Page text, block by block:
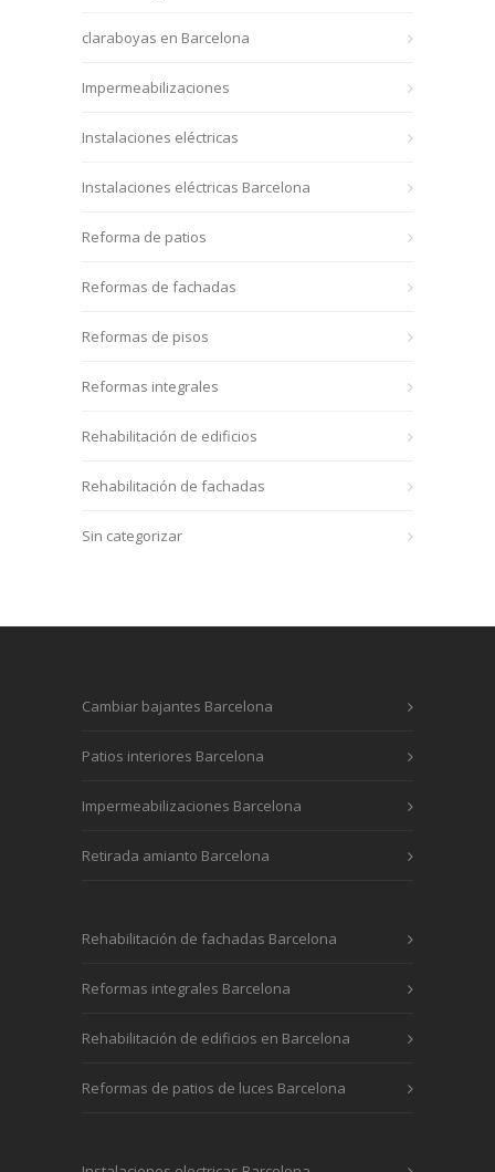
claraboyas en Barcelona
Impermeabilizaciones
Instalaciones eléctricas
Instalaciones eléctricas Barcelona
Reforma de patios
Reformas de fachadas
Reformas de pisos
Reformas integrales
Rehabilitación de edificios
Rehabilitación de fachadas
Sin categorizar
Cambiar bajantes Barcelona
Patios interiores Barcelona
Impermeabilizaciones Barcelona
Retirada amianto Barcelona
Rehabilitación de fachadas Barcelona
Reformas integrales Barcelona
Rehabilitación de edificios en Barcelona
Reformas de patios de luces Barcelona